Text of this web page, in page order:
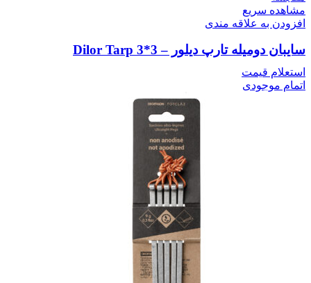
مشاهده سریع
افزودن به علاقه مندی
سایبان دومیله تارپ دیلور – Dilor Tarp 3*3
استعلام قیمت
اتمام موجودی